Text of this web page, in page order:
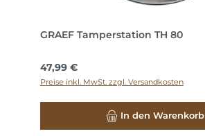
GRAEF Tamperstation TH 80
Regulärer Preis:
47,99 €
Preise inkl. MwSt. zzgl. Versandkosten
In den Warenkorb